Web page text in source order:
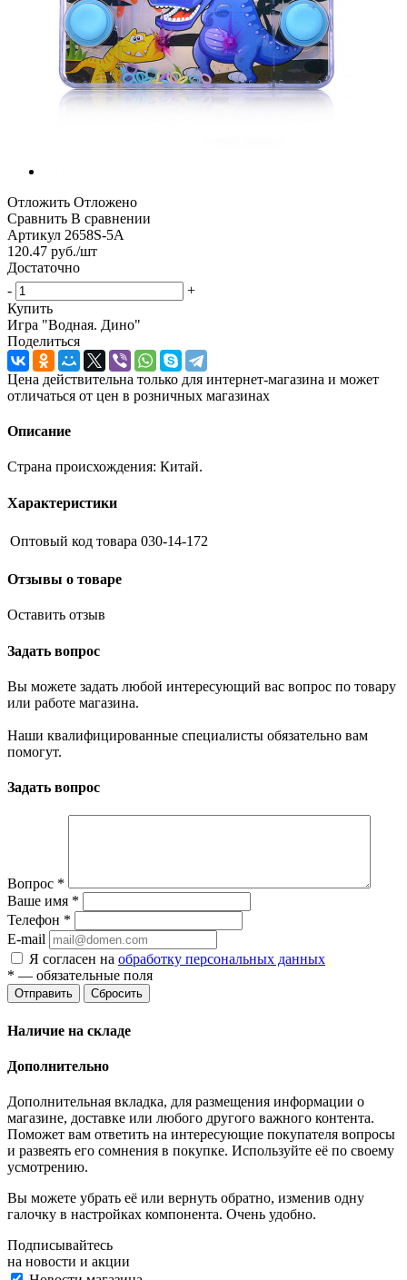
Отложить Отложено
Сравнить В сравнении
Артикул 2658S-5A
120.47 руб./шт
Достаточно
-
+
Купить
Игра "Водная. Дино"
Поделиться
Цена действительна только для интернет-магазина и может
отличаться от цен в розничных магазинах
Описание
Страна происхождения: Китай.
Характеристики
Оптовый код товара 030-14-172
Отзывы о товаре
Оставить отзыв
Задать вопрос
Вы можете задать любой интересующий вас вопрос по товару
или работе магазина.
Наши квалифицированные специалисты обязательно вам
помогут.
Задать вопрос
Вопрос *
Ваше имя *
Телефон *
E-mail
Я согласен на обработку персональных данных
* — обязательные поля
Отправить Сбросить
Наличие на складе
Дополнительно
Дополнительная вкладка, для размещения информации о
магазине, доставке или любого другого важного контента.
Поможет вам ответить на интересующие покупателя вопросы
и развеять его сомнения в покупке. Используйте её по своему
усмотрению.
Вы можете убрать её или вернуть обратно, изменив одну
галочку в настройках компонента. Очень удобно.
Подписывайтесь
на новости и акции